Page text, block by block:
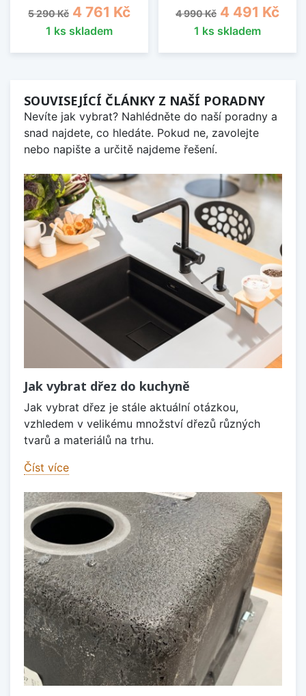
Běžná cena
5 290 Kč Cena
4 761 Kč
1 ks skladem
Běžná cena
4 990 Kč Cena
4 491 Kč
1 ks skladem
SOUVISEJÍCÍ ČLÁNKY Z NAŠÍ PORADNY
Nevíte jak vybrat? Nahlédněte do naší poradny a
snad najdete, co hledáte. Pokud ne, zavolejte
nebo napište a určitě najdeme řešení.
Jak vybrat dřez do kuchyně
Jak vybrat dřez je stále aktuální otázkou,
vzhledem v velikému množství dřezů různých
tvarů a materiálů na trhu.
Číst více